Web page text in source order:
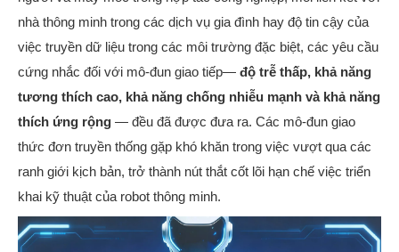
nhà thông minh trong các dịch vụ gia đình hay độ tin cậy của
việc truyền dữ liệu trong các môi trường đặc biệt, các yêu cầu
cứng nhắc đối với mô-đun giao tiếp— độ trễ thấp, khả năng
tương thích cao, khả năng chống nhiễu mạnh và khả năng
thích ứng rộng — đều đã được đưa ra. Các mô-đun giao
thức đơn truyền thống gặp khó khăn trong việc vượt qua các
ranh giới kịch bản, trở thành nút thắt cốt lõi hạn chế việc triển
khai kỹ thuật của robot thông minh.